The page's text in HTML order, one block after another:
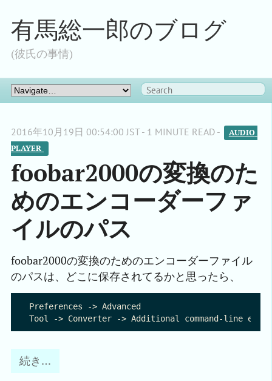
有馬総一郎のブログ
(彼氏の事情)
2016年10月19日 00:54:00 JST - 1 MINUTE READ -
AUDIO
PLAYER
foobar2000の変換のた
めのエンコーダーファ
イルのパス
foobar2000の変換のためのエンコーダーファイル
のパスは、どこに保存されてるかと思ったら、
Preferences -> Advanced
続き…